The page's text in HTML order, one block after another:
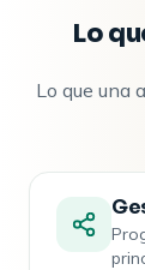
Lo
Lo que una